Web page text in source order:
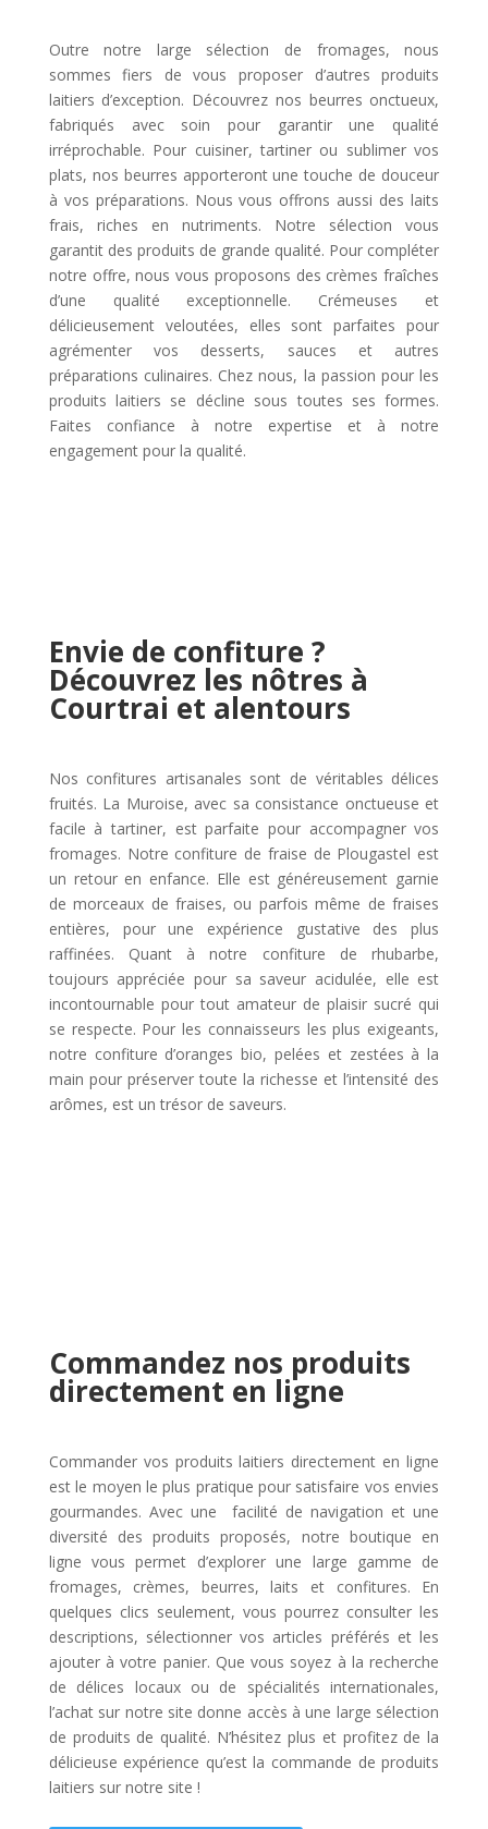
Outre notre large sélection de fromages, nous
sommes fiers de vous proposer d’autres produits
laitiers d’exception. Découvrez nos beurres onctueux,
fabriqués avec soin pour garantir une qualité
irréprochable. Pour cuisiner, tartiner ou sublimer vos
plats, nos beurres apporteront une touche de douceur
à vos préparations. Nous vous offrons aussi des laits
frais, riches en nutriments. Notre sélection vous
garantit des produits de grande qualité. Pour compléter
notre offre, nous vous proposons des crèmes fraîches
d’une qualité exceptionnelle. Crémeuses et
délicieusement veloutées, elles sont parfaites pour
agrémenter vos desserts, sauces et autres
préparations culinaires. Chez nous, la passion pour les
produits laitiers se décline sous toutes ses formes.
Faites confiance à notre expertise et à notre
engagement pour la qualité.
Envie de confiture ?
Découvrez les nôtres à
Courtrai et alentours
Nos confitures artisanales sont de véritables délices
fruités. La Muroise, avec sa consistance onctueuse et
facile à tartiner, est parfaite pour accompagner vos
fromages. Notre confiture de fraise de Plougastel est
un retour en enfance. Elle est généreusement garnie
de morceaux de fraises, ou parfois même de fraises
entières, pour une expérience gustative des plus
raffinées. Quant à notre confiture de rhubarbe,
toujours appréciée pour sa saveur acidulée, elle est
incontournable pour tout amateur de plaisir sucré qui
se respecte. Pour les connaisseurs les plus exigeants,
notre confiture d’oranges bio, pelées et zestées à la
main pour préserver toute la richesse et l’intensité des
arômes, est un trésor de saveurs.
Commandez nos produits
directement en ligne
Commander vos produits laitiers directement en ligne
est le moyen le plus pratique pour satisfaire vos envies
gourmandes. Avec une facilité de navigation et une
diversité des produits proposés, notre boutique en
ligne vous permet d’explorer une large gamme de
fromages, crèmes, beurres, laits et confitures. En
quelques clics seulement, vous pourrez consulter les
descriptions, sélectionner vos articles préférés et les
ajouter à votre panier. Que vous soyez à la recherche
de délices locaux ou de spécialités internationales,
l’achat sur notre site donne accès à une large sélection
de produits de qualité. N’hésitez plus et profitez de la
délicieuse expérience qu’est la commande de produits
laitiers sur notre site !